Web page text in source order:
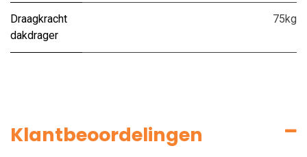
Draagkracht
dakdrager
75kg
Klantbeoordelingen